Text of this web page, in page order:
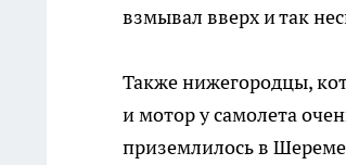
взмывал вверх и так
Также нижегородцы,
и мотор у самолета
приземлилось в